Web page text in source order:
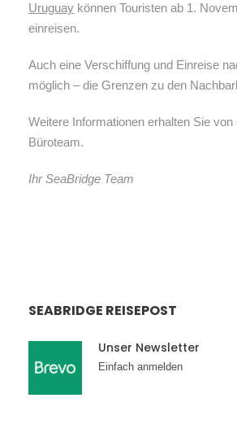
Uruguay können Touristen ab 1.
einreisen.
Auch eine Verschiffung und Einreise
möglich – die Grenzen zu den
Weitere Informationen erhalten Sie von
Büroteam.
Ihr SeaBridge Team
SEABRIDGE REISEPOST
Unser Newsletter
Einfach anmelden